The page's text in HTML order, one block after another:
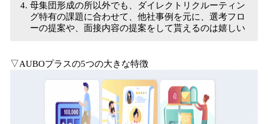
母集団形成の所以外でも、ダイレクトリクルーティン
グ特有の課題に合わせて、他社事例を元に、選考フロ
ーの提案や、面接内容の提案をして貰えるのは嬉しい
▽AUBOプラスの5つの大きな特徴